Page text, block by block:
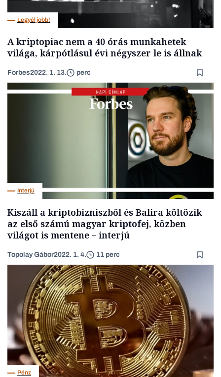
Legyél jobb!
A kriptopiac nem a 40 órás munkahetek
világa, kárpótlásul évi négyszer le is állnak
Forbes2022. 1. 13. perc
Interjú
Kiszáll a kriptobizniszből és Balira költözik
az első számú magyar kriptofej, közben
világot is mentene – interjú
Topolay Gábor2022. 1. 4. 11 perc
Pénz